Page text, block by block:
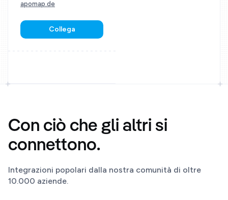
apomap.de
Collega
Con ciò che gli altri si
connettono.
Integrazioni popolari dalla nostra comunità di oltre
10.000 aziende.